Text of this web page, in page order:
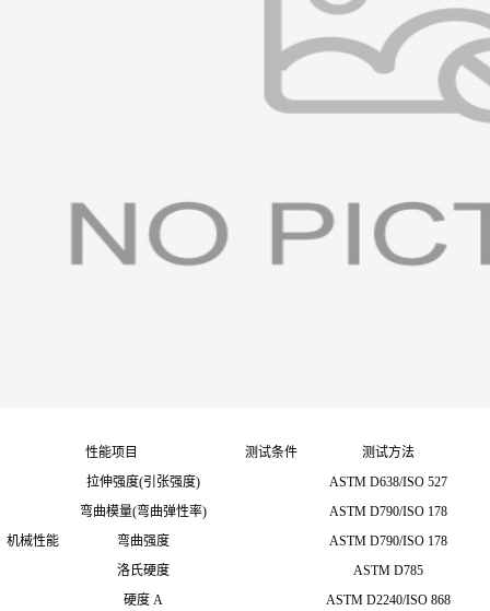
性能项目 测试条件 测试方法
机械性能
拉伸强度(引张强度)
ASTM D638/ISO 527
弯曲模量(弯曲弹性率)
ASTM D790/ISO 178
弯曲强度
ASTM D790/ISO 178
洛氏硬度
ASTM D785
硬度 A
ASTM D2240/ISO 868